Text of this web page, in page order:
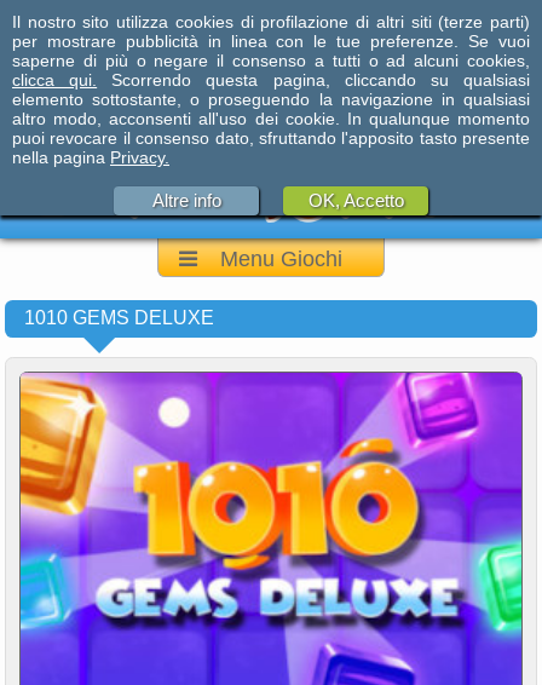
Menu Giochi
1010 GEMS DELUXE
Il nostro sito utilizza cookies di profilazione di altri siti (terze parti)
per mostrare pubblicità in linea con le tue preferenze. Se vuoi
saperne di più o negare il consenso a tutti o ad alcuni cookies,
clicca qui.
Scorrendo questa pagina, cliccando su qualsiasi
elemento sottostante, o proseguendo la navigazione in qualsiasi
altro modo, acconsenti all'uso dei cookie. In qualunque momento
puoi revocare il consenso dato, sfruttando l'apposito tasto presente
nella pagina Privacy.
Altre info OK, Accetto